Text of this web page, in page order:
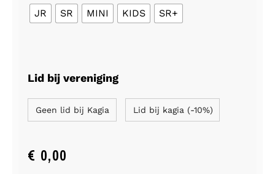
JR SR MINI KIDS SR+
Lid bij vereniging
Geen lid bij Kagia Lid bij kagia (-10%)
€ 0,00